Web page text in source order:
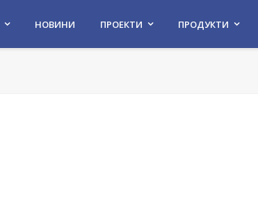
НОВИНИ ПРОЕКТИ ПРОДУКТИ